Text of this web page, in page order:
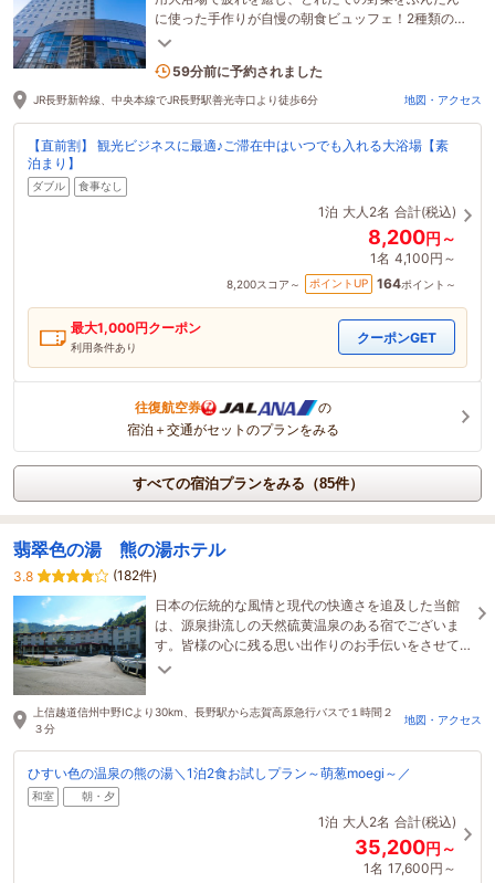
に使った手作りが自慢の朝食ビュッフェ！2種類の枕
で快眠をサポート。効率的で快適な出張を実現しま
2名がこの宿を見ています
59分前に予約されました
JR長野新幹線、中央本線でJR長野駅善光寺口より徒歩6分 地図・アクセス
【直前割】 観光ビジネスに最適♪ご滞在中はいつでも入れる大浴場【素
泊まり】
ダブル 食事なし
1泊 大人2名 合計(税込)
8,200円～
1名 4,100円～
8,200スコア～ ポイントUP 164ポイント～
最大1,000円クーポン
利用条件あり
クーポンGET
往復航空券
の
宿泊＋交通がセットのプランをみる
すべての宿泊プランをみる（85件）
翡翠色の湯 熊の湯ホテル
3.8
(182件)
日本の伝統的な風情と現代の快適さを追及した当館
は、源泉掛流しの天然硫黄温泉のある宿でございま
す。皆様の心に残る思い出作りのお手伝いをさせて
いただいております。
上信越道信州中野ICより30km、長野駅から志賀高原急行バスで１時間２
３分
地図・アクセス
ひすい色の温泉の熊の湯＼1泊2食お試しプラン～萌葱moegi～／
和室 朝・夕
1泊 大人2名 合計(税込)
35,200円～
1名 17,600円～